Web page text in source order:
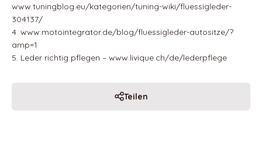
www.tuningblog.eu/kategorien/tuning-wiki/fluessigleder-
304137/
4. www.motointegrator.de/blog/fluessigleder-autositze/?
amp=1
5. Leder richtig pflegen – www.livique.ch/de/lederpflege
Teilen